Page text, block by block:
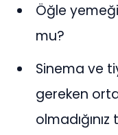
Öğle
mu?
Sinema ve
gereken